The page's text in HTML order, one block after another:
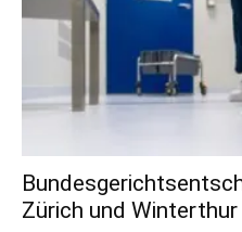
Zürich und